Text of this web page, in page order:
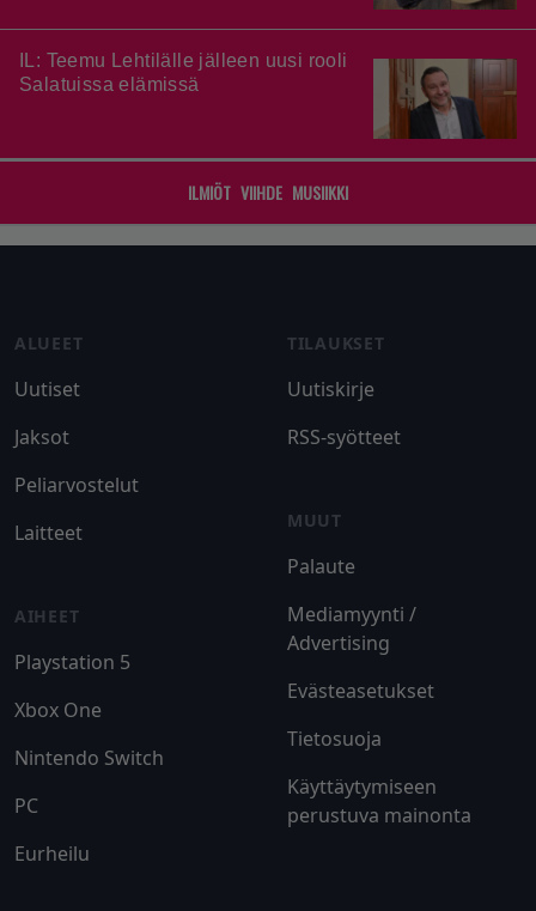
IL: Teemu Lehtilälle jälleen uusi rooli
Salatuissa elämissä
ILMIÖT VIIHDE MUSIIKKI
ALUEET
Uutiset
Jaksot
Peliarvostelut
Laitteet
AIHEET
Playstation 5
Xbox One
Nintendo Switch
PC
Eurheilu
TILAUKSET
Uutiskirje
RSS-syötteet
MUUT
Palaute
Mediamyynti /
Advertising
Evästeasetukset
Tietosuoja
Käyttäytymiseen
perustuva mainonta